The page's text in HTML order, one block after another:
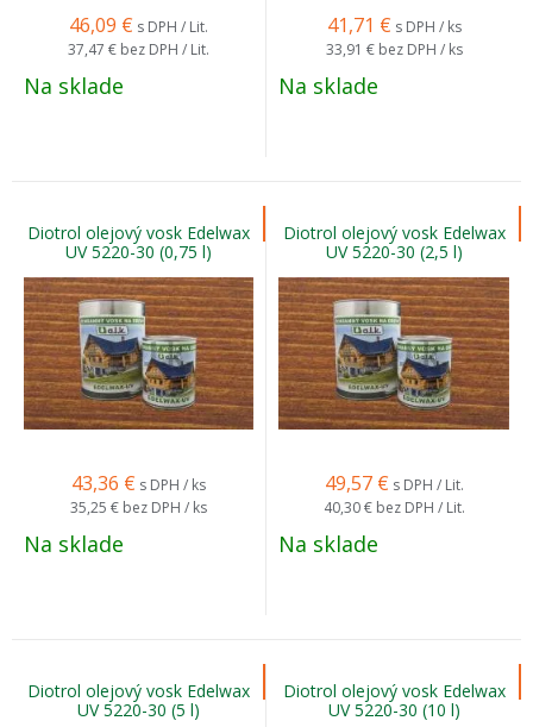
46,09 € s DPH / Lit.
37,47 € bez DPH / Lit.
Na sklade
41,71 € s DPH / ks
33,91 € bez DPH / ks
Na sklade
Diotrol olejový vosk Edelwax
UV 5220-30 (0,75 l)
43,36 € s DPH / ks
35,25 € bez DPH / ks
Na sklade
Diotrol olejový vosk Edelwax
UV 5220-30 (2,5 l)
49,57 € s DPH / Lit.
40,30 € bez DPH / Lit.
Na sklade
Diotrol olejový vosk Edelwax
UV 5220-30 (5 l)
Diotrol olejový vosk Edelwax
UV 5220-30 (10 l)